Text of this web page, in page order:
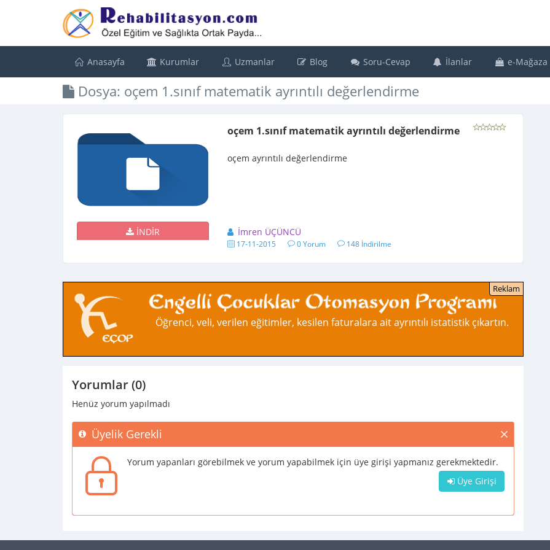
Anasayfa Kurumlar Uzmanlar Blog Soru-Cevap İlanlar e-Mağaza
Dosya: oçem 1.sınıf matematik ayrıntılı değerlendirme
İNDİR
oçem 1.sınıf matematik ayrıntılı değerlendirme
oçem ayrıntılı değerlendirme
İmren ÜÇÜNCÜ
17-11-2015 0 Yorum 148 İndirilme
Öğrenci, veli, verilen eğitimler, kesilen faturalara ait ayrıntılı istatistik çıkartın.
Yorumlar (0)
Henüz yorum yapılmadı
Üyelik Gerekli
Yorum yapanları görebilmek ve yorum yapabilmek için üye girişi yapmanız gerekmektedir.
Üye Girişi